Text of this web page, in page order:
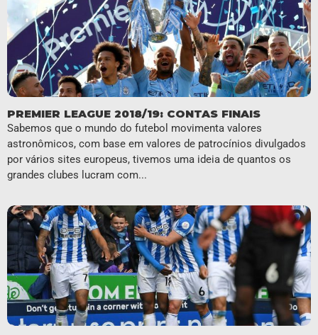
PREMIER LEAGUE 2018/19: CONTAS FINAIS
Sabemos que o mundo do futebol movimenta valores
astronômicos, com base em valores de patrocínios divulgados
por vários sites europeus, tivemos uma ideia de quantos os
grandes clubes lucram com...